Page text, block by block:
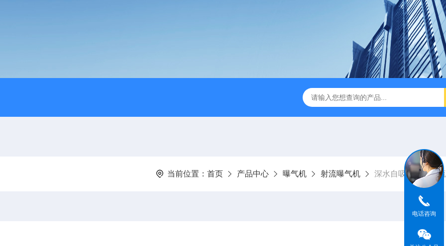
当前位置： 首页 产品中心 曝气机 射流曝气机 深水自吸式潜水射
电话咨询